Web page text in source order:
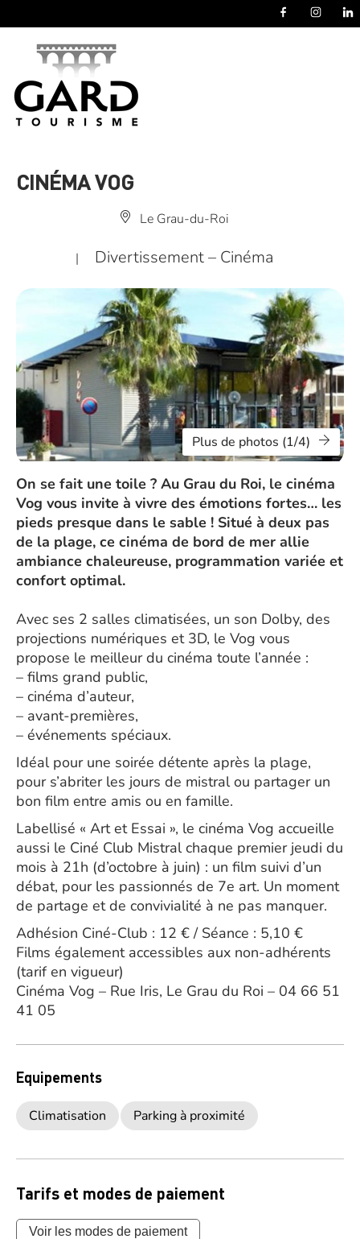
CINÉMA VOG
Le Grau-du-Roi
| Divertissement – Cinéma
Plus de photos (1/4)
On se fait une toile ? Au Grau du Roi, le cinéma
Vog vous invite à vivre des émotions fortes… les
pieds presque dans le sable ! Situé à deux pas
de la plage, ce cinéma de bord de mer allie
ambiance chaleureuse, programmation variée et
confort optimal.
Avec ses 2 salles climatisées, un son Dolby, des
projections numériques et 3D, le Vog vous
propose le meilleur du cinéma toute l’année :
– films grand public,
– cinéma d’auteur,
– avant-premières,
– événements spéciaux.
Idéal pour une soirée détente après la plage,
pour s’abriter les jours de mistral ou partager un
bon film entre amis ou en famille.
Labellisé « Art et Essai », le cinéma Vog accueille
aussi le Ciné Club Mistral chaque premier jeudi du
mois à 21h (d’octobre à juin) : un film suivi d’un
débat, pour les passionnés de 7e art. Un moment
de partage et de convivialité à ne pas manquer.
Adhésion Ciné-Club : 12 € / Séance : 5,10 €
Films également accessibles aux non-adhérents
(tarif en vigueur)
Cinéma Vog – Rue Iris, Le Grau du Roi – 04 66 51
41 05
Equipements
Climatisation Parking à proximité
Tarifs et modes de paiement
Voir les modes de paiement